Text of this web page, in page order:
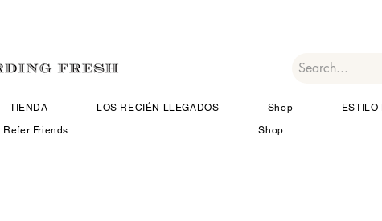
TIENDA LOS RECIÉN LLEGADOS Shop
ESTILO
Refer Friends
Shop